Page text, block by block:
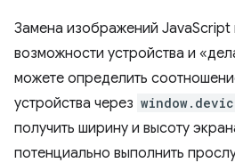
Замена изображений JavaScript
возможности устройства и
можете определить
устройства через
получить ширину и высоту
потенциально выполнить